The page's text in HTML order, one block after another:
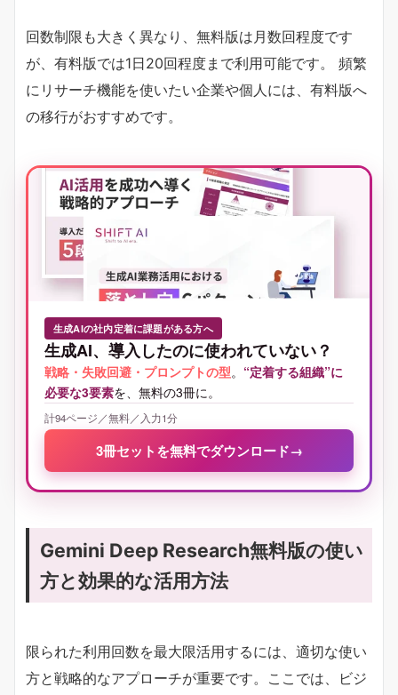
回数制限も大きく異なり、無料版は月数回程度です
が、有料版では1日20回程度まで利用可能です。 頻繁
にリサーチ機能を使いたい企業や個人には、有料版へ
の移行がおすすめです。
生成AIの社内定着に課題がある方へ
生成AI、導入したのに使われていない？
戦略・失敗回避・プロンプトの型。 “定着する組織”に
必要な3要素を、無料の3冊に。
計94ページ／無料／入力1分
3冊セットを無料でダウンロード→
Gemini Deep Research無料版の使い
方と効果的な活用方法
限られた利用回数を最大限活用するには、適切な使い
方と戦略的なアプローチが重要です。ここでは、ビジ